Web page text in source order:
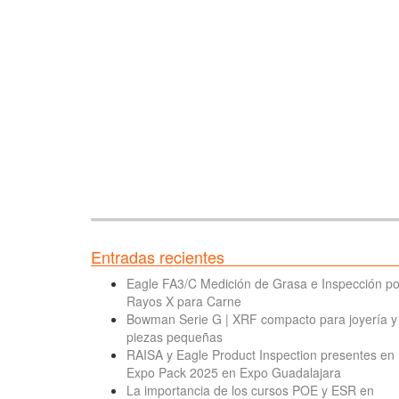
Entradas recientes
Eagle FA3/C Medición de Grasa e Inspección
Rayos X para Carne
Bowman Serie G | XRF compacto para joyería y
piezas pequeñas
RAISA y Eagle Product Inspection presentes en
Expo Pack 2025 en Expo Guadalajara
La importancia de los cursos POE y ESR en